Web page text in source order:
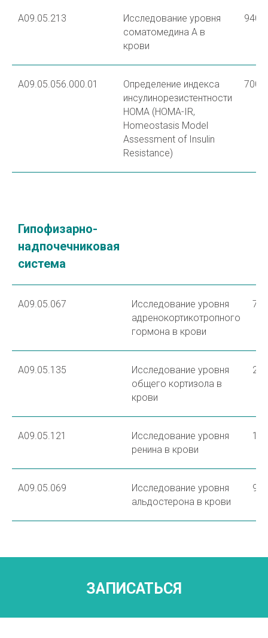
A09.05.213
Исследование уровня
соматомедина A в
крови
940
A09.05.056.000.01
Определение индекса
инсулинорезистентности
HOMA (HOMA-IR,
Homeostasis Model
Assessment of Insulin
Resistance)
700
Гипофизарно-
надпочечниковая
система
A09.05.067
Исследование уровня
адренокортикотропного
гормона в крови
700
A09.05.135
Исследование уровня
общего кортизола в
крови
250
А09.05.121
Исследование уровня
ренина в крови
А09.05.069
Исследование уровня
альдостерона в крови
900
ЗАПИСАТЬСЯ